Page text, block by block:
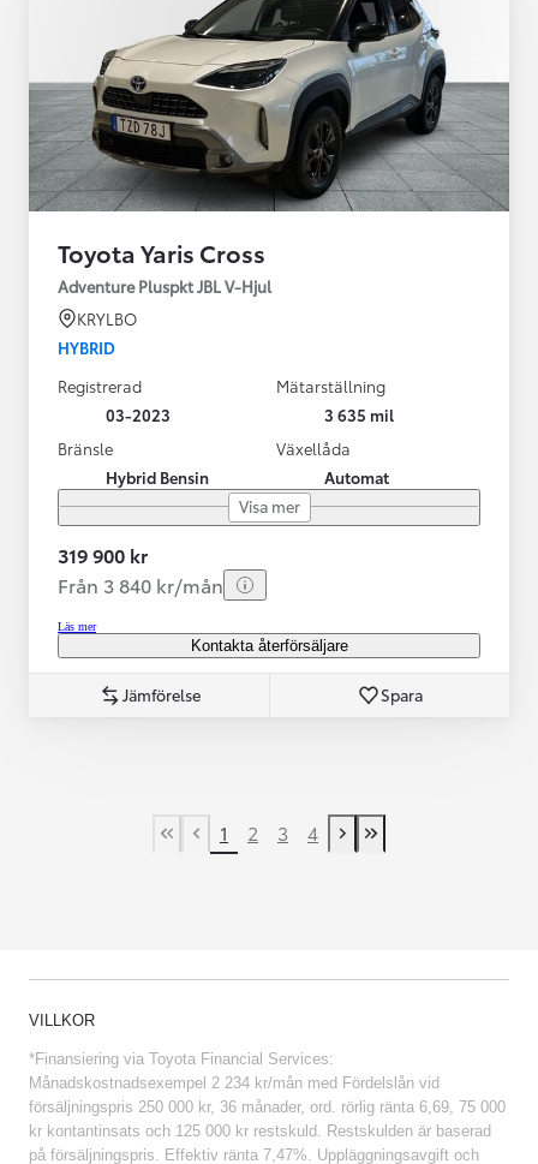
Toyota Yaris Cross
Adventure Pluspkt JBL V-Hjul
KRYLBO
HYBRID
Registrerad
03-2023
Mätarställning
3 635 mil
Bränsle
Hybrid Bensin
Växellåda
Automat
Visa mer
319 900 kr
Från 3 840 kr/mån
Läs mer
Kontakta återförsäljare
Jämförelse Spara
First Page
Previous page
1 2 3 4
Next page
Last Page
VILLKOR
*Finansiering via Toyota Financial Services:
Månadskostnadsexempel 2 234 kr/mån med Fördelslån vid
försäljningspris 250 000 kr, 36 månader, ord. rörlig ränta 6,69, 75 000
kr kontantinsats och 125 000 kr restskuld. Restskulden är baserad
på försäljningspris. Effektiv ränta 7,47%. Uppläggningsavgift och